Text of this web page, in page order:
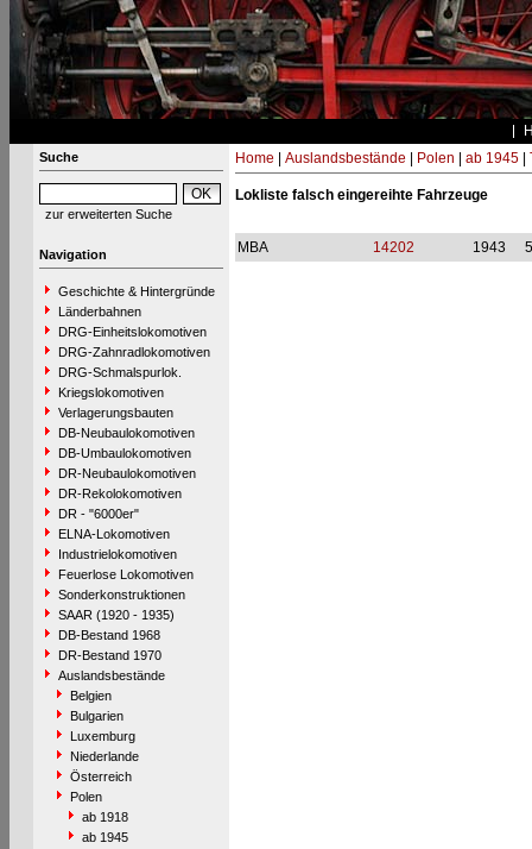
Suche
zur erweiterten Suche
Navigation
Geschichte & Hintergründe
Länderbahnen
DRG-Einheitslokomotiven
DRG-Zahnradlokomotiven
DRG-Schmalspurlok.
Kriegslokomotiven
Verlagerungsbauten
DB-Neubaulokomotiven
DB-Umbaulokomotiven
DR-Neubaulokomotiven
DR-Rekolokomotiven
DR - "6000er"
ELNA-Lokomotiven
Industrielokomotiven
Feuerlose Lokomotiven
Sonderkonstruktionen
SAAR (1920 - 1935)
DB-Bestand 1968
DR-Bestand 1970
Auslandsbestände
Belgien
Bulgarien
Luxemburg
Niederlande
Österreich
Polen
ab 1918
ab 1945
Home Auslandsbestände Polen ab 1945|
Lokliste falsch eingereihte Fahrzeuge
MBA 14202 1943